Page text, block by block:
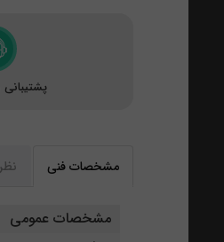
مشخصات فنی
مشخصات عمومی